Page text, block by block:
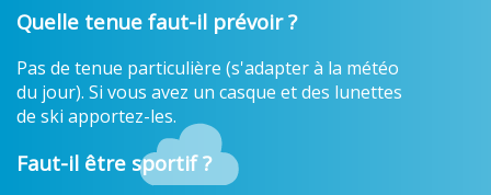
Quelle tenue faut-il prévoir ?
Pas de tenue particulière (s'adapter à la météo
du jour). Si vous avez un casque et des lunettes
de ski apportez-les.
Faut-il être sportif ?